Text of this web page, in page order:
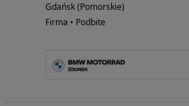
Gdańsk (Pomorskie)
Firma • Podbite